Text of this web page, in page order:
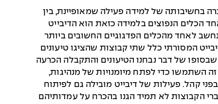
בחשיבותה של למידה פעילה שמאופיינת, בין
הכלים הנפוצים בלמידה כזאת הוא הדיבייט
לאחד מהכלים הפדגוגיים החשובים ביותר
של המאה ה-21. הדיבייט המסורתי כלל שתי קבוצות שהציגו טיעונים
שבסופו של דבר נבחנו הטיעונים והתקבלה הכרעה
השתמשו כדי לפתח מיומנויות של מנהיגות,
קהל. פעילות של דיבייט מובילה גם לפיתוח
הקבוצות לא תמיד הגנו בהכרח על עמדותיהם